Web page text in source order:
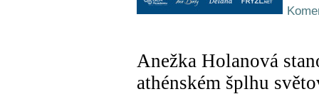
Anežka Holanová
athénském šplhu